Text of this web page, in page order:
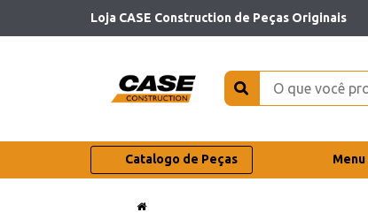
Loja CASE Construction de Peças Originais
Catalogo de Peças